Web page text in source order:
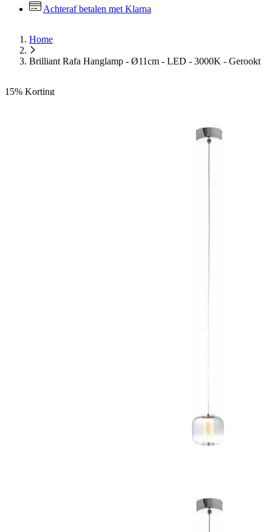
Achteraf betalen met Klarna
Home
Brilliant Rafa Hanglamp - Ø11cm - LED - 3000K - Gerookt
15% Korting